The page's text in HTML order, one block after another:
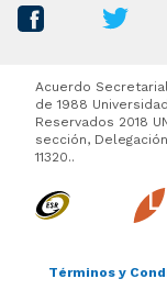
Términos y
Acuerdo
de 1988
Reservados 2018
sección,
11320..